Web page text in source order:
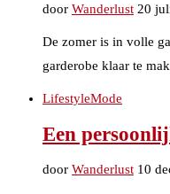
door Wanderlust 20
De zomer is in volle
garderobe klaar te
LifestyleMode
Een
door Wanderlust 10